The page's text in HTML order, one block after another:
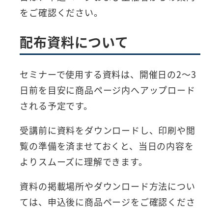
をご確認ください。
配布資料について
セミナーで使用する資料は、開催日の2～3
日前を目安に商品ページ内へアップロード
される予定です。
受講前に資料をダウンロードし、印刷や閲
覧の準備を済ませておくと、当日の内容を
よりスムーズに理解できます。
資料の掲載場所やダウンロード方法につい
ては、申込後に商品ページをご確認くださ